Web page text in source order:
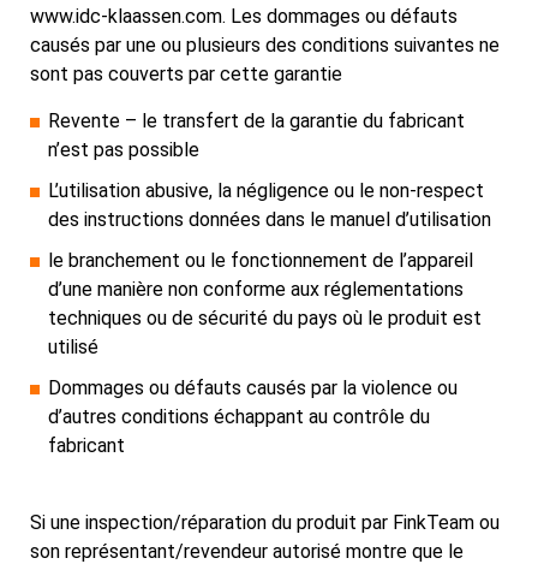
www.idc-klaassen.com. Les dommages ou défauts
causés par une ou plusieurs des conditions suivantes ne
sont pas couverts par cette garantie
Revente – le transfert de la garantie du fabricant
n’est pas possible
L’utilisation abusive, la négligence ou le non-respect
des instructions données dans le manuel d’utilisation
le branchement ou le fonctionnement de l’appareil
d’une manière non conforme aux réglementations
techniques ou de sécurité du pays où le produit est
utilisé
Dommages ou défauts causés par la violence ou
d’autres conditions échappant au contrôle du
fabricant
Si une inspection/réparation du produit par FinkTeam ou
son représentant/revendeur autorisé montre que le